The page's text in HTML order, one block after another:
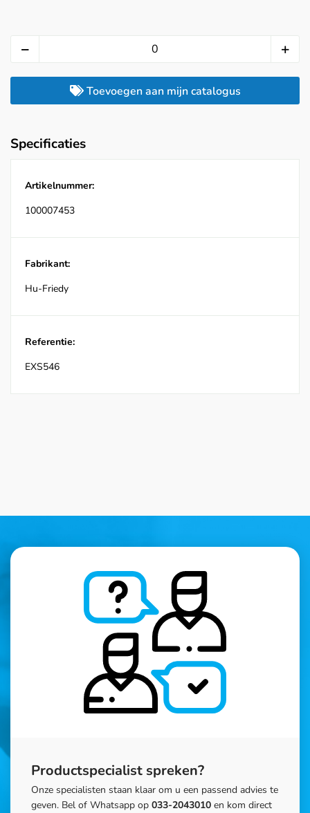
Toevoegen aan mijn catalogus
Specificaties
Artikelnummer:
100007453
Fabrikant:
Hu-Friedy
Referentie:
EXS546
Productspecialist spreken?
Onze specialisten staan klaar om u een passend advies te
geven. Bel of Whatsapp op 033-2043010 en kom direct